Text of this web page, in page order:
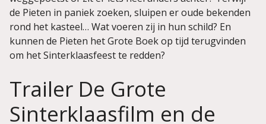
de Pieten in paniek zoeken, sluipen er oude bekenden
rond het kasteel… Wat voeren zij in hun schild? En
kunnen de Pieten het Grote Boek op tijd terugvinden
om het Sinterklaasfeest te redden?
Trailer De Grote
Sinterklaasfilm en de